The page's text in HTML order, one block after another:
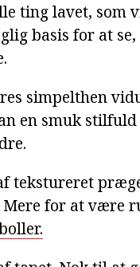
ting lavet,
basis for at
simpelthen
en smuk
tekstureret
for at være